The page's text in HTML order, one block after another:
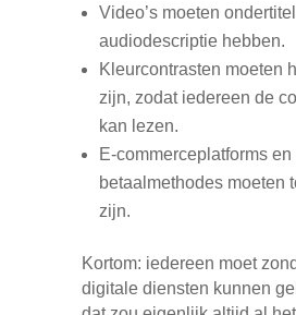
Video’s moeten
audiodescriptie hebben.
Kleurcontrasten moeten
zijn, zodat iedereen de
kan lezen.
E-commerceplatforms
betaalmethodes moeten
zijn.
Kortom: iedereen moet
digitale diensten kunnen